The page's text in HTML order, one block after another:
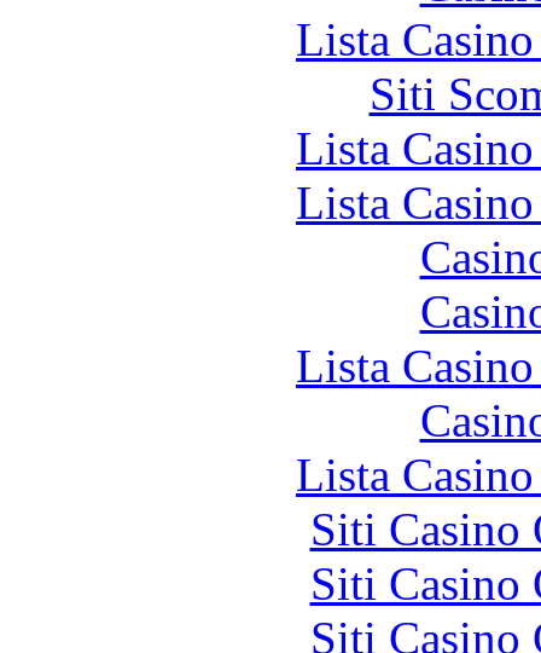
Lista
Siti
Lista
Lista
Lista
Lista
Siti Casino
Siti Casino
Siti Casino